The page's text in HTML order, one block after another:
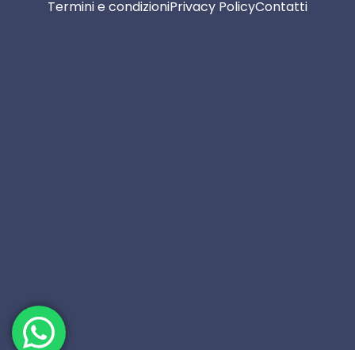
Termini e condizioniPrivacy PolicyContatti